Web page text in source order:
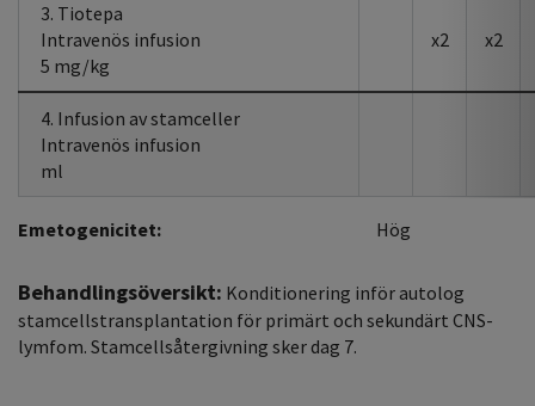
3. Tiotepa
Intravenös infusion
5 mg/kg
x2 x2
4. Infusion av stamceller
Intravenös infusion
ml
Emetogenicitet: Hög
Behandlingsöversikt: Konditionering inför autolog
stamcellstransplantation för primärt och sekundärt CNS-
lymfom. Stamcellsåtergivning sker dag 7.